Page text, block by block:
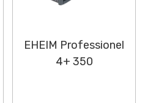
EHEIM Professionel
4+ 350